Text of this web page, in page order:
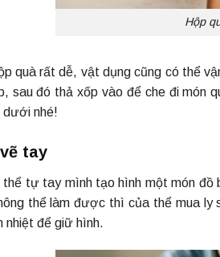
Hộp
quà rất dễ, vật dụng cũng có thể
sau đó thả xốp vào để che đi món
dưới nhé!
tay
thể tự tay mình tạo hình một món
thể làm được thì của thể mua
nhiệt để giữ hình.